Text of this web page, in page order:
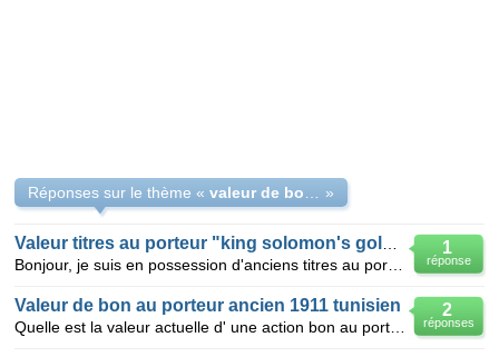
Réponses sur le thème « »
1
réponse
2
réponses
Valeur de bon au porteur ancien 1911 tunisien